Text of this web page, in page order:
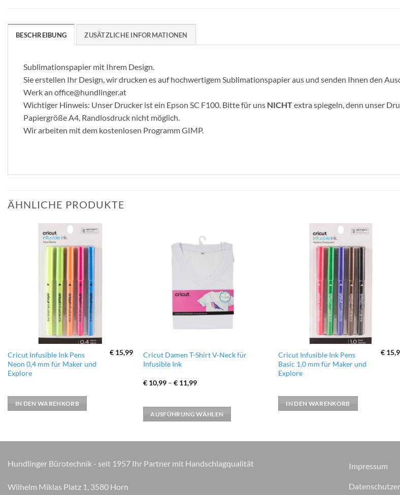
BESCHREIBUNG ZUSÄTZLICHE INFORMATIONEN
Sublimationspapier mit Ihrem Design.
Sie erstellen Ihr Design, wir drucken es auf hochwertigem Sublimationspapier aus und senden Ihnen den
Werk an office@hundlinger.at
Wichtiger Hinweis: Unser Drucker ist ein Epson SC F100. Bitte für uns NICHTextra spiegeln, denn unser
Papiergröße A4, Randlosdruck nicht möglich.
Wir arbeiten mit dem kostenlosen Programm GIMP.
ÄHNLICHE PRODUKTE
Cricut Infusible Ink Pens
Neon 0,4 mm für Maker und
Explore
€ 15,99
IN DEN WARENKORB
Wunschliste
Cricut Damen T-Shirt V-Neck für
Infusible Ink
€10,99– €11,99
AUSFÜHRUNG WÄHLEN
Dieses
Produkt
mehrere
auf.
Die
auf
Cricut Infusible Ink Pens
Basic 1,0 mm für Maker und
Explore
€
IN DEN WARENKORB
Hundlinger Bürotechnik - seit 1957 Ihr Partner mit Handschlagqualität
Wilhelm Miklas Platz 1, 3580 Horn
Impressum